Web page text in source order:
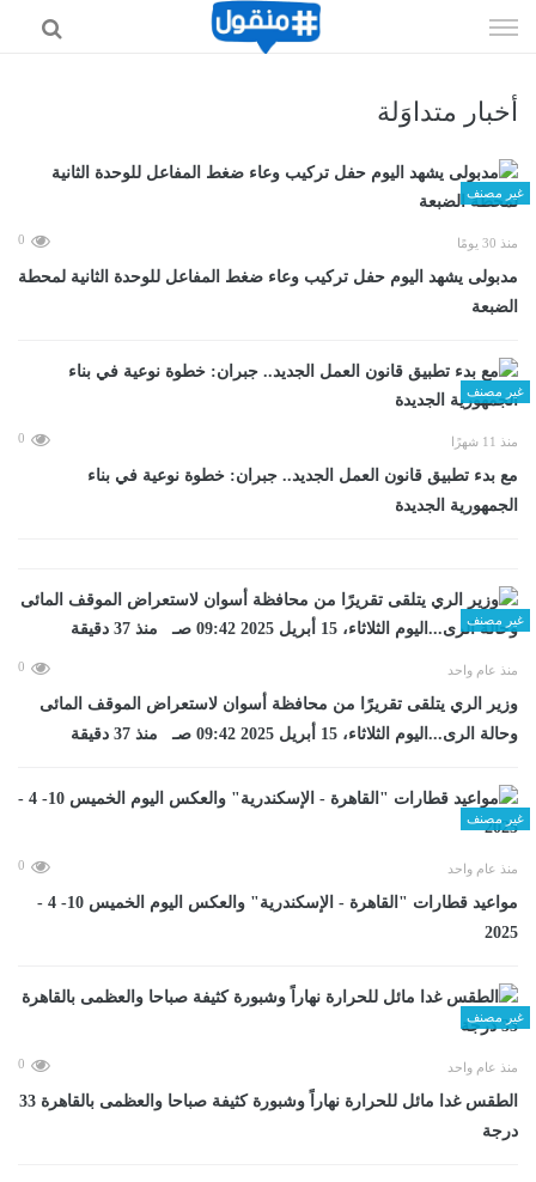
الى
أخبار متداوَلة
غير مصنف
منذ 30 يومًا 0
مدبولى يشهد اليوم حفل تركيب وعاء ضغط المفاعل للوحدة الثانية لمحطة
الضبعة
غير مصنف
منذ 11 شهرًا 0
مع بدء تطبيق قانون العمل الجديد.. جبران: خطوة نوعية في بناء
الجمهورية الجديدة
غير مصنف
منذ عام واحد 0
وزير الري يتلقى تقريرًا من محافظة أسوان لاستعراض الموقف المائى
وحالة الرى...اليوم الثلاثاء، 15 أبريل 2025 09:42 صـ منذ 37 دقيقة
غير مصنف
منذ عام واحد 0
مواعيد قطارات "القاهرة - الإسكندرية" والعكس اليوم الخميس 10- 4 -
2025
غير مصنف
منذ عام واحد 0
الطقس غدا مائل للحرارة نهاراً وشبورة كثيفة صباحا والعظمى بالقاهرة 33
درجة